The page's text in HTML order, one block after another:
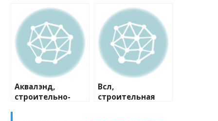
компания
Аквалэнд,
строительно-
Всл,
строительная